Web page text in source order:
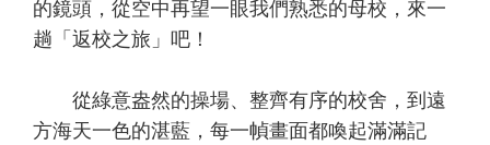
的鏡頭，從空中再望一眼我們熟悉的母校，來一
趟「返校之旅」吧！
從綠意盎然的操場、整齊有序的校舍，到遠
方海天一色的湛藍，每一幀畫面都喚起滿滿記